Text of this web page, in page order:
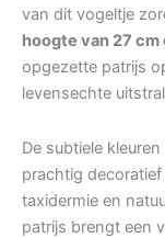
van dit vogeltje
hoogte van 27
opgezette patrijs
levensechte
De subtiele
prachtig
taxidermie en
patrijs brengt een